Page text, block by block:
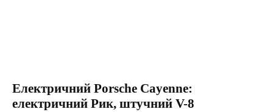
Електричний Porsche Cayenne:
електричний Рик, штучний V-8